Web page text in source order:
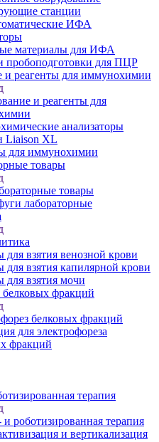
станции
ИФА
материалы для ИФА
пробоподготовки для ПЦР
и реагенты для иммунохимии
и реагенты для
анализаторы
Liaison XL
для иммунохимии
товары
товары
лабораторные
для взятия венозной крови
для взятия капилярной крови
для взятия мочи
белковых фракций
белковых фракций
для электрофореза
фракций
терапия
роботизированная терапия
и вертикализация